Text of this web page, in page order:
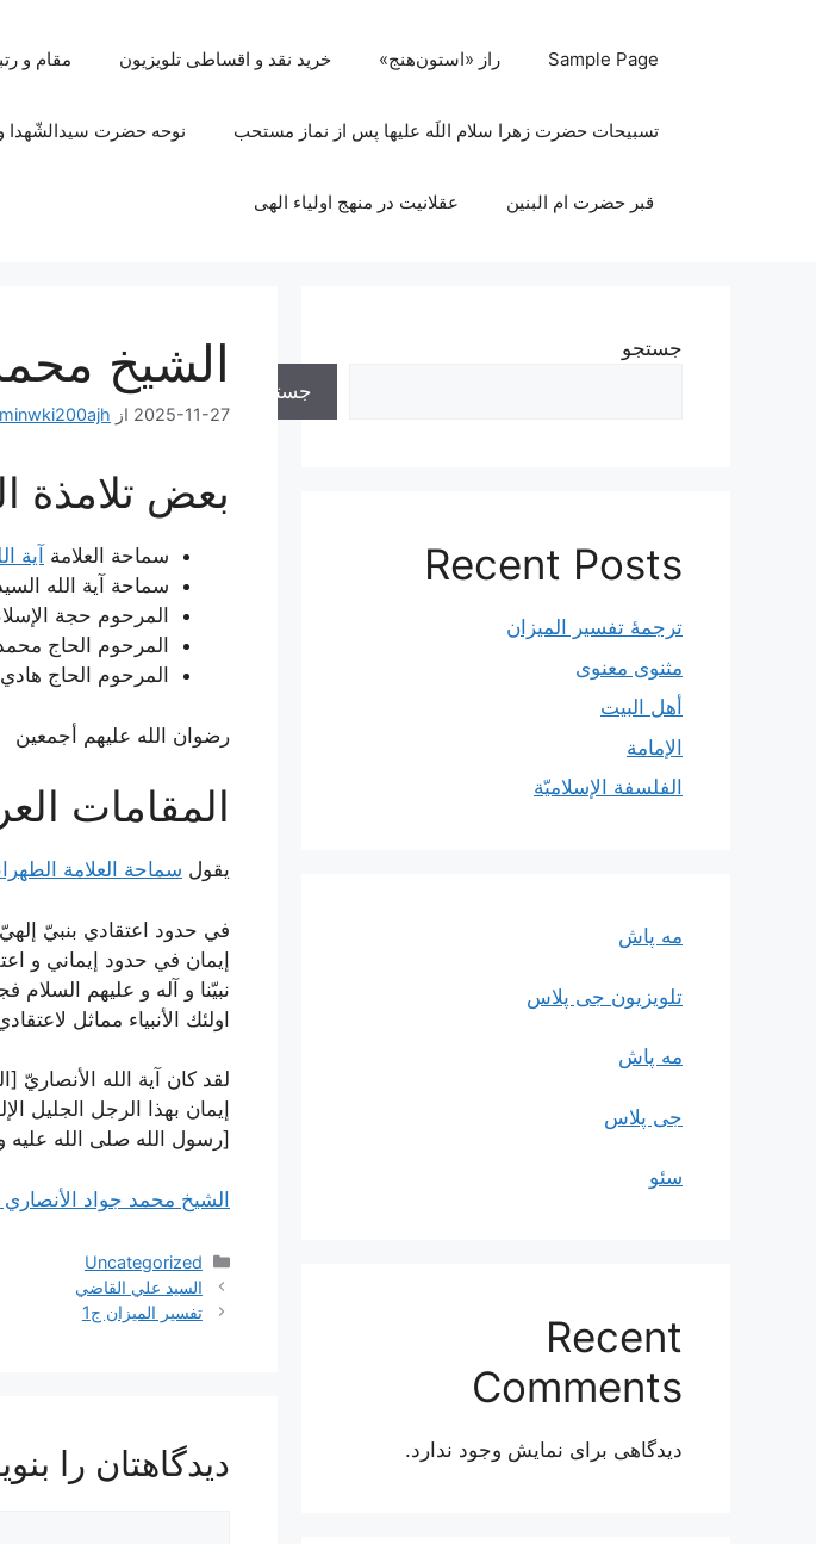
Sample Page راز «استون‌هنج» خرید نقد و اقساطی تلویزیون مقام و
تسبیحات حضرت زهرا سلام اللَه علیها پس از نماز مستحب نوحه حضرت سیدالشّهدا
قبر حضرت ام البنین عقلانیت در منهج اولیاء الهی
الشيخ
2025-11-27 از
بعض تلامذة
سماحة العلامة آية
سماحة آية الله
المرحوم حجة
المرحوم الحاج
المرحوم الحاج
رضوان الله عليهم أجمعين
المقامات
يقول سماحة العلامة
في حدود اعتقادي بنبيّ
إيمان في حدود إيماني و
نبيّنا و آله و عليهم السلام
اولئك الأنبياء مماثل
لقد كان آية الله الأنصاريّ
إيمان بهذا الرجل الجليل
[رسول الله صلى الله عليه
الشيخ محمد جواد الأنصاري
دسته‌ها
Uncategorized
ناوبری
نوشته‌ها
السيد علي القاضي
تفسير الميزان ج1
دیدگاهتان را
جستجو
جستجو
Recent Posts
ترجمۀ تفسیر المیزان
مثنوی معنوی
أهل البيت
الإمامة
الفلسفة الإسلاميّة
مه پاش
تلویزیون جی پلاس
مه پاش
جی پلاس
سئو
Recent
Comments
دیدگاهی برای نمایش وجود ندارد.